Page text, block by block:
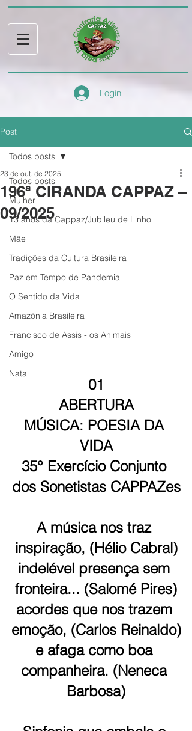
Login
Post
Todos posts
Mulher
13 anos da Cappaz/Jubileu de Linho
Mãe
Tradições da Cultura Brasileira
Paz em Tempo de Pandemia
O Sentido da Vida
Amazônia Brasileira
Francisco de Assis - os Animais
Amigo
Natal
Todos posts
196ª CIRANDA CAPPAZ –
09/2025
23 de out. de 2025
01
ABERTURA
MÚSICA: POESIA DA
VIDA
35° Exercício Conjunto
dos Sonetistas CAPPAZes
A música nos traz
inspiração, (Hélio Cabral)
indelével presença sem
fronteira... (Salomé Pires)
acordes que nos trazem
emoção, (Carlos Reinaldo)
e afaga como boa
companheira. (Neneca
Barbosa)